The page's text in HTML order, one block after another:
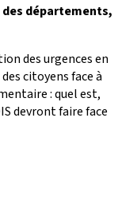
départements,
des urgences en
citoyens face à
: quel est,
devront faire face